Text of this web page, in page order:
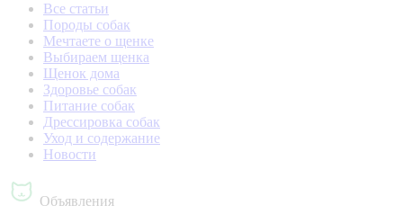
Все статьи
Породы собак
Мечтаете о щенке
Выбираем щенка
Щенок дома
Здоровье собак
Питание собак
Дрессировка собак
Уход и содержание
Новости
Объявления